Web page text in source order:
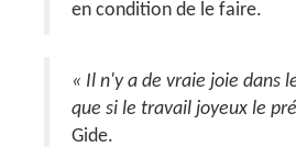
en condition de le faire.
« Il n'y a de vraie joie dans
que si le travail joyeux le
Gide.